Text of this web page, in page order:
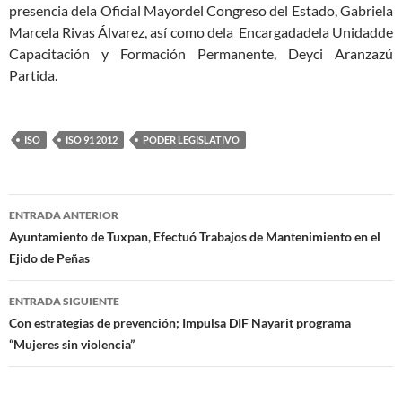
presencia dela Oficial Mayordel Congreso del Estado, Gabriela
Marcela Rivas Álvarez, así como dela Encargadadela Unidadde
Capacitación y Formación Permanente, Deyci Aranzazú
Partida.
ISO ISO 91 2012 PODER LEGISLATIVO
Navegación
de
entradas
ENTRADA ANTERIOR
Ayuntamiento de Tuxpan, Efectuó Trabajos de Mantenimiento en el
Ejido de Peñas
ENTRADA SIGUIENTE
Con estrategias de prevención; Impulsa DIF Nayarit programa
“Mujeres sin violencia”